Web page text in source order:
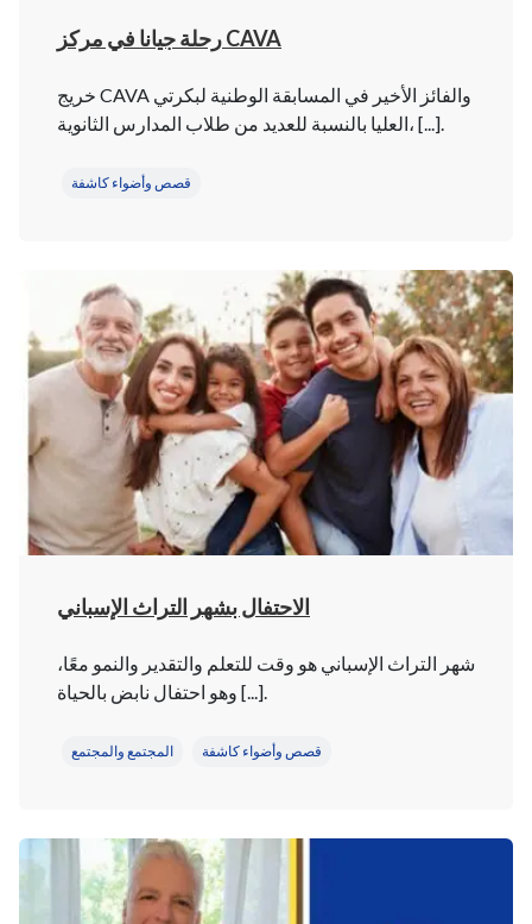
رحلة جيانا في مركز CAVA
خريج CAVA والفائز الأخير في المسابقة الوطنية لبكرتي
العليا بالنسبة للعديد من طلاب المدارس الثانوية، [...].
قصص وأضواء كاشفة
الاحتفال بشهر التراث الإسباني
شهر التراث الإسباني هو وقت للتعلم والتقدير والنمو معًا،
وهو احتفال نابض بالحياة [...].
المجتمع والمجتمع قصص وأضواء كاشفة